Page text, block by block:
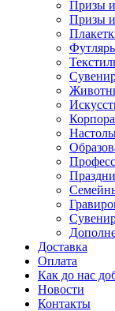
Призы
Призы и
Доставка
Оплата
Как до нас
Новости
Контакты